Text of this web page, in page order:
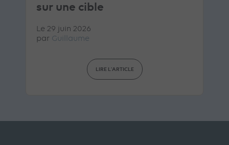
sur une cible
Le 29 juin 2026
par Guillaume
LIRE L'ARTICLE